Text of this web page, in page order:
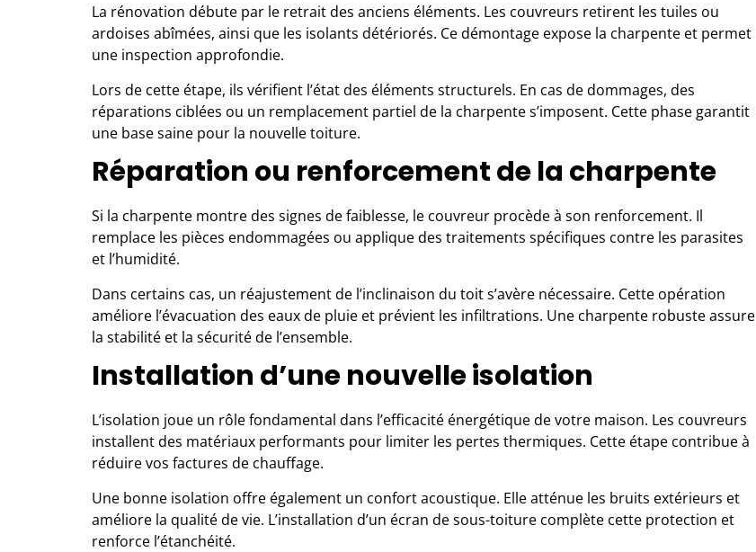
La rénovation débute par le retrait des anciens éléments. Les couvreurs retirent les tuiles ou
ardoises abîmées, ainsi que les isolants détériorés. Ce démontage expose la charpente et permet
une inspection approfondie.
Lors de cette étape, ils vérifient l’état des éléments structurels. En cas de dommages, des
réparations ciblées ou un remplacement partiel de la charpentes’imposent. Cette phase garantit
une base saine pour la nouvelle toiture.
Réparation ou renforcement de la charpente
Si la charpente montre des signes de faiblesse, le couvreur procède à son renforcement. Il
remplace les pièces endommagées ou applique des traitements spécifiques contre les parasites
et l’humidité.
Dans certains cas, un réajustement de l’inclinaison du toit s’avère nécessaire. Cette opération
améliore l’évacuation des eaux de pluie et prévient les infiltrations. Une charpente robuste assure
la stabilité et la sécurité de l’ensemble.
Installation d’une nouvelle isolation
L’isolation joue un rôle fondamental dans l’efficacité énergétique de votre maison. Les couvreurs
installent des matériaux performants pour limiter les pertes thermiques. Cette étape contribue à
réduire vos factures de chauffage.
Une bonne isolation offre également un confort acoustique. Elle atténue les bruits extérieurs et
améliore la qualité de vie. L’installation d’un écran de sous-toiture complète cette protection et
renforce l’étanchéité.